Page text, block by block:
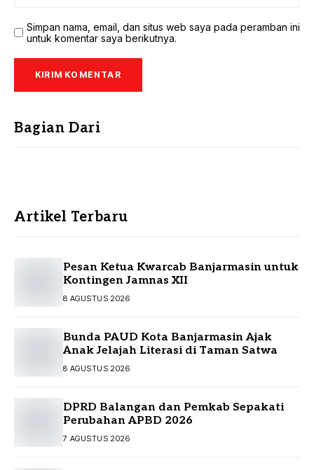
Simpan nama, email, dan situs web saya pada peramban ini
untuk komentar saya berikutnya.
Bagian Dari
Artikel Terbaru
Pesan Ketua Kwarcab Banjarmasin untuk
Kontingen Jamnas XII
8 AGUSTUS 2026
Bunda PAUD Kota Banjarmasin Ajak
Anak Jelajah Literasi di Taman Satwa
8 AGUSTUS 2026
DPRD Balangan dan Pemkab Sepakati
Perubahan APBD 2026
7 AGUSTUS 2026